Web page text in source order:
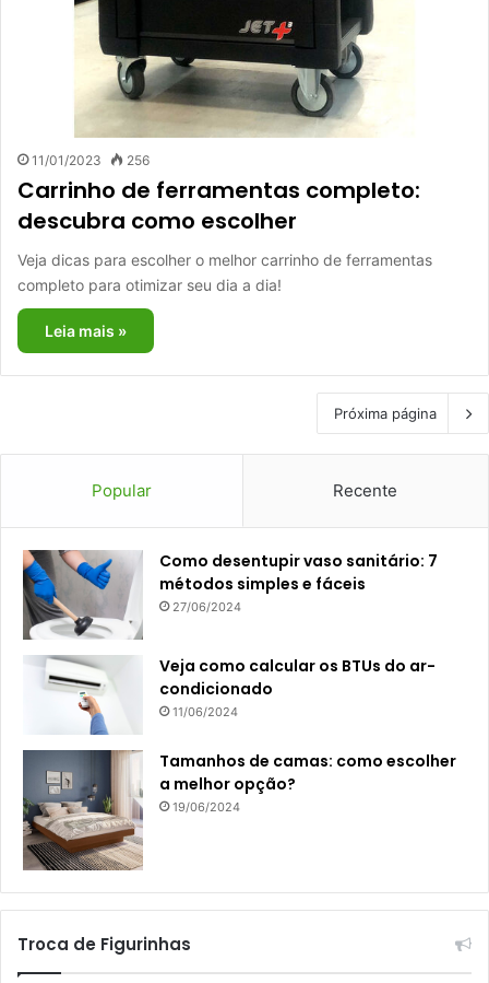
11/01/2023 256
Carrinho de ferramentas completo:
descubra como escolher
Veja dicas para escolher o melhor carrinho de ferramentas
completo para otimizar seu dia a dia!
Leia mais »
Próxima página
Popular Recente
Como desentupir vaso sanitário: 7
métodos simples e fáceis
27/06/2024
Veja como calcular os BTUs do ar-
condicionado
11/06/2024
Tamanhos de camas: como escolher
a melhor opção?
19/06/2024
Troca de Figurinhas